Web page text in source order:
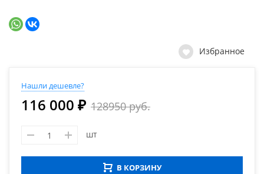
Избранное
Нашли дешевле?
116 000 ₽ 128950 руб.
шт
В КОРЗИНУ